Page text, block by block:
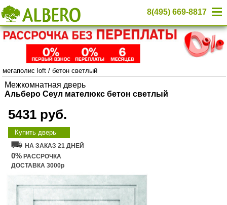
8(495) 669-8817
мегаполис loft / бетон светлый
Межкомнатная дверь
Альберо Сеул мателюкс бетон светлый
5431 руб.
Купить дверь
НА ЗАКАЗ 21 ДНЕЙ
0% РАССРОЧКА
ДОСТАВКА 3000р